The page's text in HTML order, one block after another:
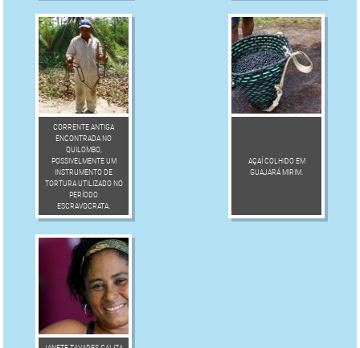
CORRENTE ANTIGA
ENCONTRADA NO
QUILOMBO,
POSSIVELMENTE UM
INSTRUMENTO DE
TORTURA UTILIZADO NO
PERÍODO
ESCRAVOCRATA.
AÇAÍ COLHIDO EM
GUAJARÁ MIRIM.